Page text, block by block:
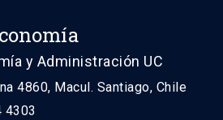
y Administración UC
4860, Macul. Santiago, Chile
4303